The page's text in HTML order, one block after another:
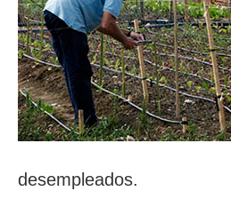
desempleados.